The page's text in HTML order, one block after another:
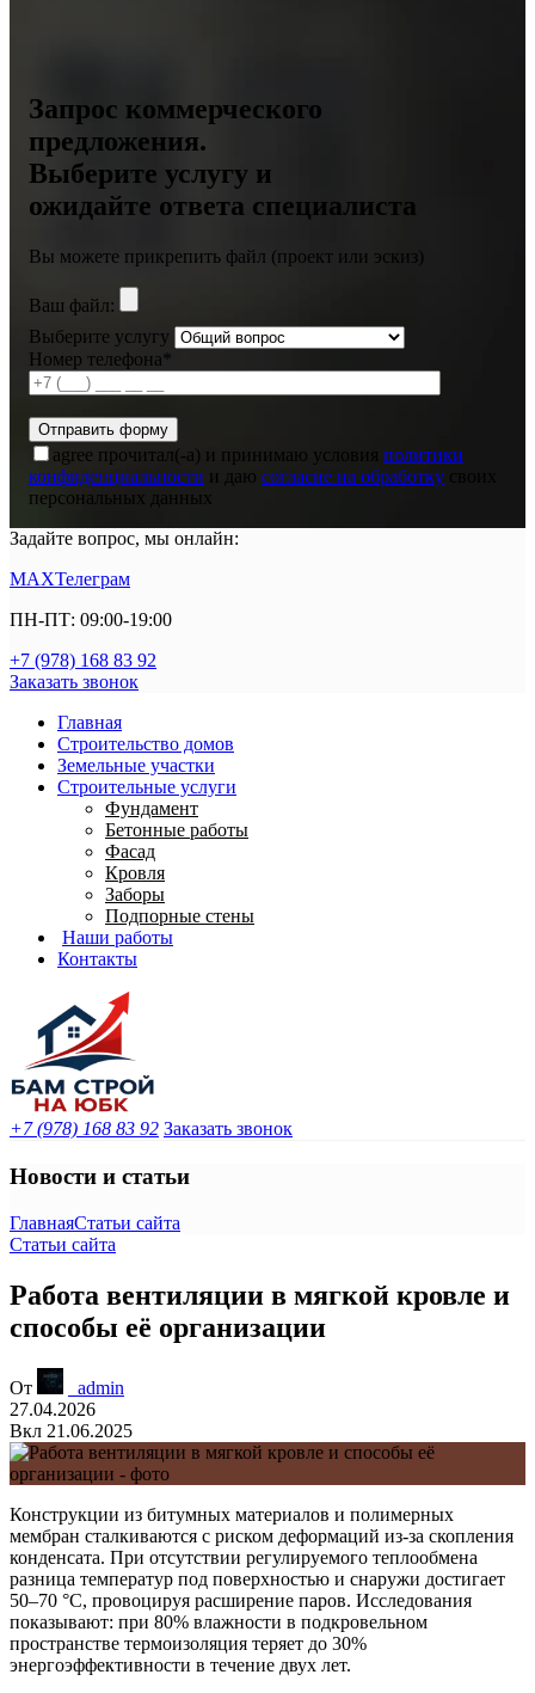
Запрос коммерческого
предложения.
Выберите услугу и
ожидайте ответа специалиста
Вы можете прикрепить файл (проект или эскиз)
Ваш файл:
Выберите услугу
Номер телефона*
agree прочитал(-а) и принимаю условия политики
конфиденциальности и даю согласие на обработку
персональных данных
Задайте вопрос, мы онлайн:
MAXТелеграм
ПН-ПТ: 09:00-19:00
+7 (978) 168 83 92
Заказать звонок
Главная
Строительство домов
Земельные участки
Строительные услуги
Фундамент
Бетонные работы
Фасад
Кровля
Заборы
Подпорные стены
Наши работы
Контакты
+7 (978) 168 83 92 Заказать звонок
Новости и статьи
ГлавнаяСтатьи сайта
Статьи сайта
Работа вентиляции в мягкой кровле и
способы её организации
От
_admin
27.04.2026
Вкл 21.06.2025
Конструкции из битумных материалов и полимерных
мембран сталкиваются с риском деформаций из-за скопления
конденсата. При отсутствии регулируемого теплообмена
разница температур под поверхностью и снаружи достигает
50–70 °C, провоцируя расширение паров. Исследования
показывают: при 80% влажности в подкровельном
пространстве термоизоляция теряет до 30%
энергоэффективности в течение двух лет.